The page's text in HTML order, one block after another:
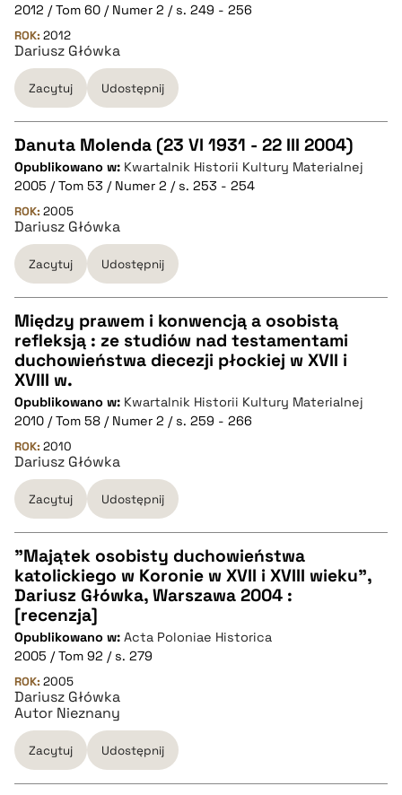
pobierz cytat
BIBTEX
pobierz cytat
2012 / Tom 60 / Numer 2 / s. 249 - 256
ROK: 2012
Dariusz Główka
Zacytuj Udostępnij
CZYSTY TEKST
pobierz cytat
BIBTEX
pobierz cytat
Danuta Molenda (23 VI 1931 - 22 III 2004)
Opublikowano w: Kwartalnik Historii Kultury Materialnej
2005 / Tom 53 / Numer 2 / s. 253 - 254
ROK: 2005
Dariusz Główka
Zacytuj Udostępnij
CZYSTY TEKST
pobierz cytat
BIBTEX
pobierz cytat
Między prawem i konwencją a osobistą
refleksją : ze studiów nad testamentami
duchowieństwa diecezji płockiej w XVII i
XVIII w.
Opublikowano w: Kwartalnik Historii Kultury Materialnej
2010 / Tom 58 / Numer 2 / s. 259 - 266
ROK: 2010
Dariusz Główka
Zacytuj Udostępnij
CZYSTY TEKST
pobierz cytat
BIBTEX
pobierz cytat
"Majątek osobisty duchowieństwa
katolickiego w Koronie w XVII i XVIII wieku",
Dariusz Główka, Warszawa 2004 :
[recenzja]
Opublikowano w: Acta Poloniae Historica
2005 / Tom 92 / s. 279
ROK: 2005
Dariusz Główka
Autor Nieznany
Zacytuj Udostępnij